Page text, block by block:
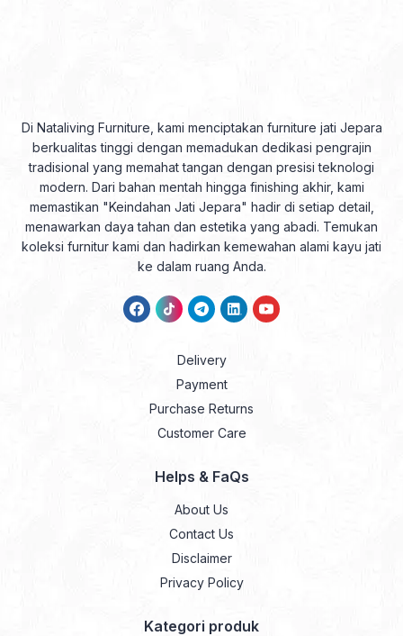
Di Nataliving Furniture, kami menciptakan furniture jati Jepara
berkualitas tinggi dengan memadukan dedikasi pengrajin
tradisional yang memahat tangan dengan presisi teknologi
modern. Dari bahan mentah hingga finishing akhir, kami
memastikan "Keindahan Jati Jepara" hadir di setiap detail,
menawarkan daya tahan dan estetika yang abadi. Temukan
koleksi furnitur kami dan hadirkan kemewahan alami kayu jati
ke dalam ruang Anda.
Delivery
Payment
Purchase Returns
Customer Care
Helps & FaQs
About Us
Contact Us
Disclaimer
Privacy Policy
Kategori produk